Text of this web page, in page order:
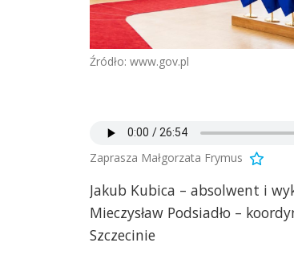
Źródło: www.gov.pl
Zaprasza Małgorzata Frymus
Jakub Kubica – absolwent i
Mieczysław Podsiadło –
Szczecinie